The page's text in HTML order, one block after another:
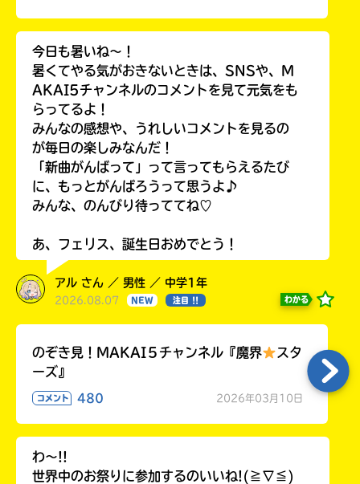
今日も暑いね〜！
暑くてやる気がおきないときは、SNSや、M
AKAI5チャンネルのコメントを見て元気をも
らってるよ！
みんなの感想や、うれしいコメントを見るの
が毎日の楽しみなんだ！
「新曲がんばって」って言ってもらえるたび
に、もっとがんばろうって思うよ♪
みんな、のんびり待っててね♡
あ、フェリス、誕生日おめでとう！
アル さん ／ 男性 ／ 中学1年
2026.08.07 NEW 注目 !! わかる
のぞき見！MAKAI５チャンネル『魔界
スタ
ーズ』
コメント 480 2026年03月10日
わ〜!!
世界中のお祭りに参加するのいいね!(≧∇≦)